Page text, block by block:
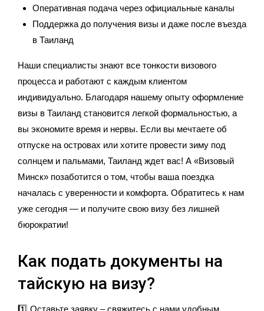
Оперативная подача через официальные каналы
Поддержка до получения визы и даже после въезда
в Таиланд
Наши специалисты знают все тонкости визового
процесса и работают с каждым клиентом
индивидуально. Благодаря нашему опыту оформление
визы в Таиланд становится легкой формальностью, а
вы экономите время и нервы. Если вы мечтаете об
отпуске на островах или хотите провести зиму под
солнцем и пальмами, Таиланд ждет вас! А «Визовый
Минск» позаботится о том, чтобы ваша поездка
началась с уверенности и комфорта. Обратитесь к нам
уже сегодня — и получите свою визу без лишней
бюрократии!
Как подать документы на
тайскую на визу?
1️⃣ Оставьте заявку – свяжитесь с нами удобным